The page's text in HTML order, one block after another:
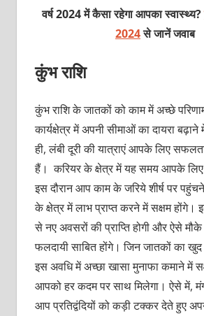
वर्ष 2024 में कैसा रहेगा आपका स्वास्थ्य?
2024से जानें जवाब
कुंभ राशि
कुंभ राशि के जातकों को काम में अच्छे
कार्यक्षेत्र में अपनी सीमाओं का दायरा
ही, लंबी दूरी की यात्राएं आपके लिए
हैं। करियर के क्षेत्र में यह समय आपके लिए
इस दौरान आप काम के जरिये शीर्ष पर
के क्षेत्र में लाभ प्राप्त करने में सक्षम होंगे।
से नए अवसरों की प्राप्ति होगी और ऐसे
फलदायी साबित होंगे। जिन जातकों का खुद
इस अवधि में अच्छा खासा मुनाफा कमाने में
आपको हर कदम पर साथ मिलेगा। ऐसे में,
आप प्रतिद्वंदियों को कड़ी टक्कर देते हुए